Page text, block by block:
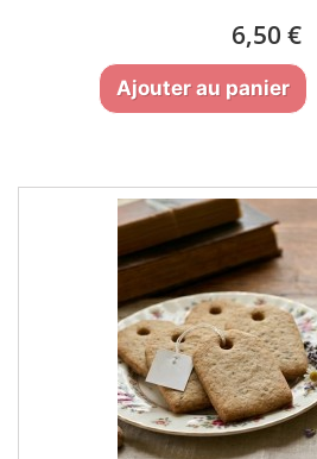
6,50 €
Ajouter au panier